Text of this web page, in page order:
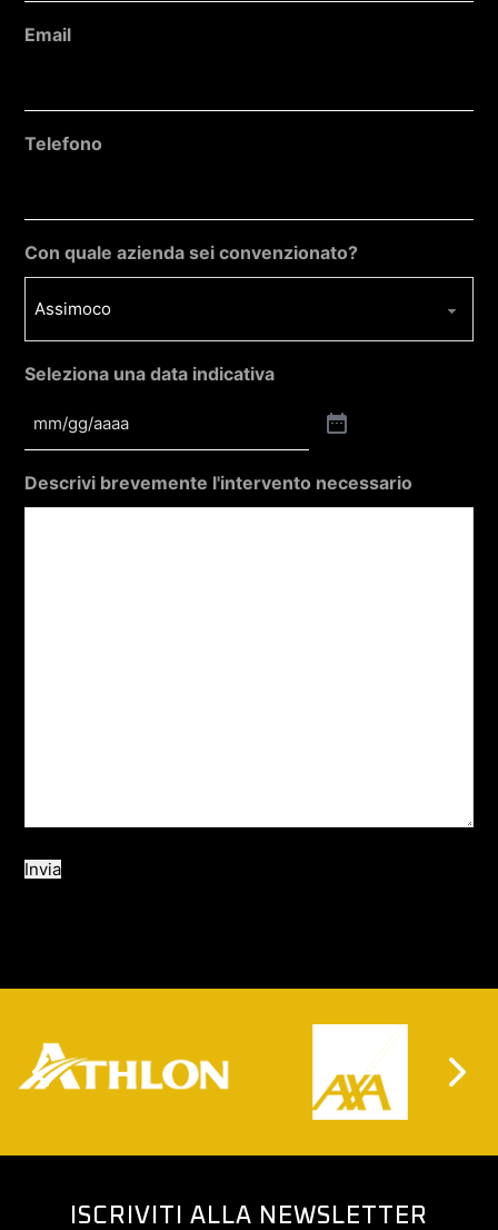
Email
Telefono
Con quale azienda sei convenzionato?
Seleziona una data indicativa
Descrivi brevemente l'intervento necessario
Invia
ISCRIVITI ALLA NEWSLETTER